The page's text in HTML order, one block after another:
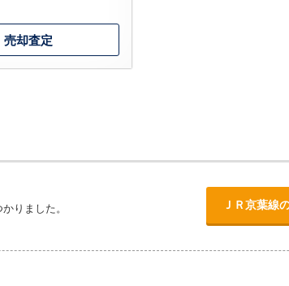
売却査定
りました。 ＪＲ京葉線